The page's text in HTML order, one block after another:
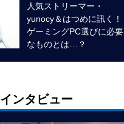
人気ストリーマー・
yunocy＆はつめに訊く！
ゲーミングPC選びに必要
なものとは…？
インタビュー